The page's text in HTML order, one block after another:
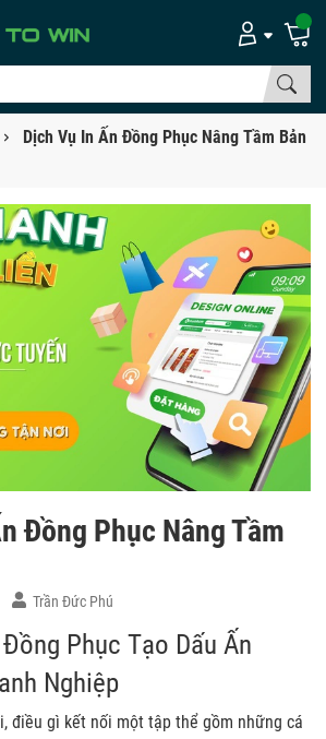
Dịch Vụ In Ấn Đồng Phục Nâng Tầm Bản
Đồng Phục Nâng Tầm
Trần Đức Phú
Phục Tạo Dấu Ấn
Nghiệp
điều gì kết nối một tập thể gồm những cá